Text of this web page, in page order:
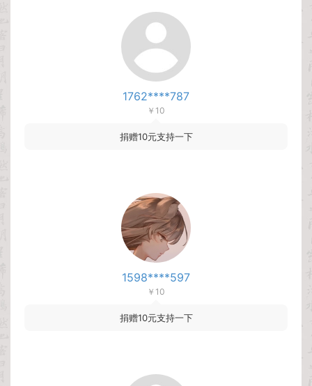
1762****787
￥10
捐赠10元支持一下
1598****597
￥10
捐赠10元支持一下